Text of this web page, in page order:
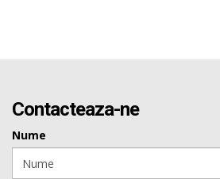
Contacteaza-ne
Nume